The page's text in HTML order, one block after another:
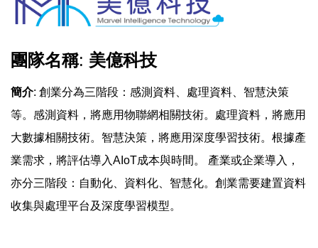
團隊名稱: 美億科技
簡介: 創業分為三階段：感測資料、處理資料、智慧決策
等。感測資料，將應用物聯網相關技術。處理資料，將應用
大數據相關技術。智慧決策，將應用深度學習技術。根據產
業需求，將評估導入AIoT成本與時間。 產業或企業導入，
亦分三階段：自動化、資料化、智慧化。創業需要建置資料
收集與處理平台及深度學習模型。